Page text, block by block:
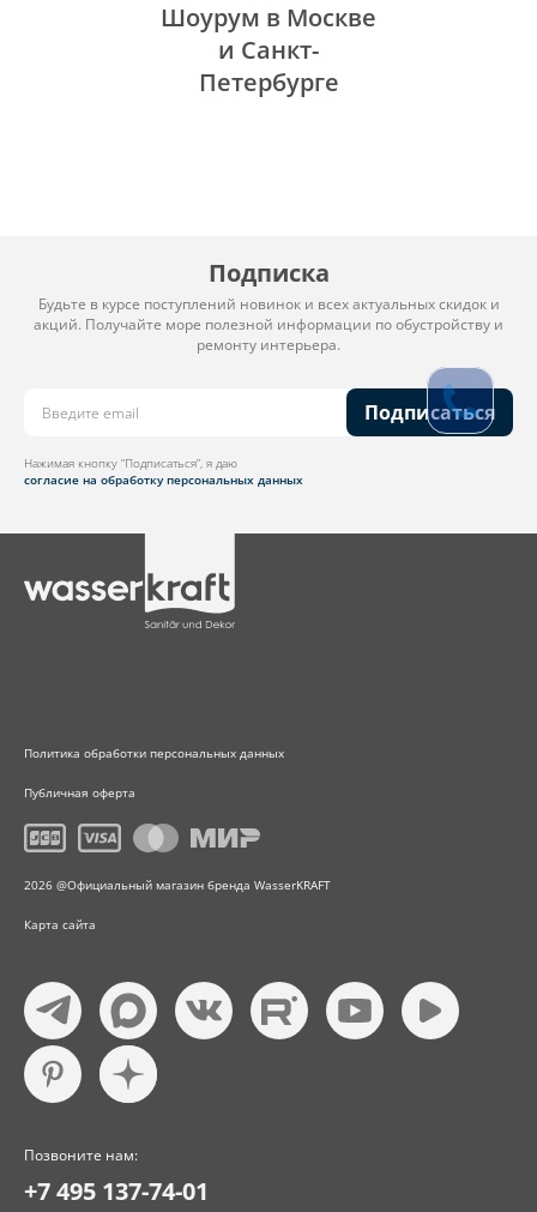
Шоурум в Москве
и Санкт-
Петербурге
Подписка
Будьте в курсе поступлений новинок и всех актуальных скидок и
акций. Получайте море полезной информации по обустройству и
ремонту интерьера.
Подписаться
Нажимая кнопку “Подписаться”, я даю
согласие на обработку персональных данных
Политика обработки персональных данных
Публичная оферта
2026 @Официальный магазин бренда WasserKRAFT
Карта сайта
Позвоните нам:
+7 495 137-74-01